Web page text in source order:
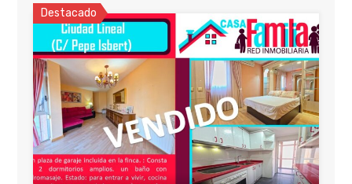
Destacado